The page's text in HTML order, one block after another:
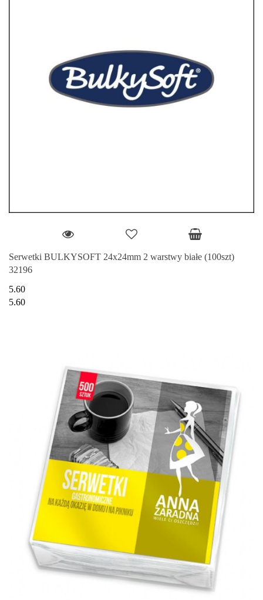
Serwetki BULKYSOFT 24x24mm 2 warstwy białe (100szt)
32196
5.60
5.60